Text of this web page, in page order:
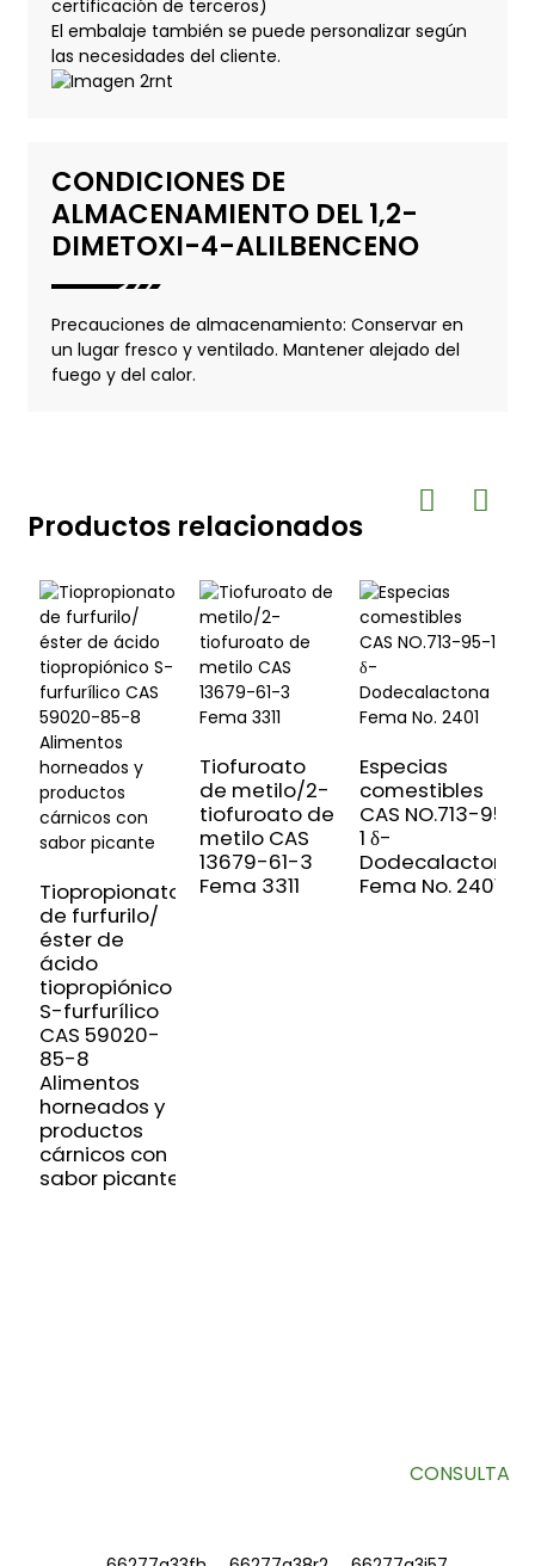
certificación de terceros)
El embalaje también se puede personalizar según
las necesidades del cliente.
CONDICIONES DE
ALMACENAMIENTO DEL 1,2-
DIMETOXI-4-ALILBENCENO
Precauciones de almacenamiento: Conservar en
un lugar fresco y ventilado. Mantener alejado del
fuego y del calor.
Productos relacionados
Tiopropionato
de furfurilo/
éster de
ácido
tiopropiónico
S-furfurílico
CAS 59020-
85-8
Alimentos
horneados y
productos
cárnicos con
sabor picante
Tiofuroato
de metilo/2-
tiofuroato de
metilo CAS
13679-61-3
Fema 3311
Especias
comestibles
CAS NO.713-95-
1 δ-
Dodecalactona
Fema No. 2401
CONSULTA